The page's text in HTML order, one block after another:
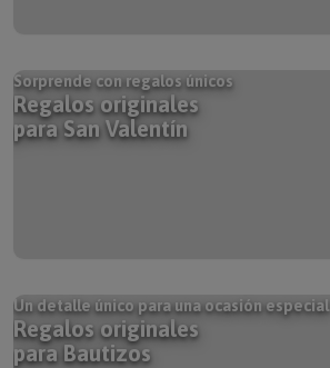
Sorprende con regalos únicos
Regalos originales
para San Valentín
Un detalle único para una ocasión especial
Regalos originales
para Bautizos